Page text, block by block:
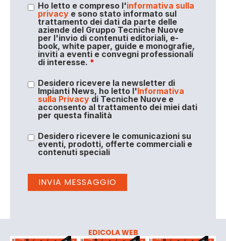
Ho letto e compreso l'informativa sulla
privacye sono stato informato sul
trattamento dei dati da parte delle
aziende del Gruppo Tecniche Nuove
per l'invio di contenuti editoriali, e-
book, white paper, guide e monografie,
inviti a eventi e convegni professionali
di interesse. *
Desidero ricevere la newsletter di
Impianti News, ho letto l'Informativa
sulla Privacydi Tecniche Nuove e
acconsento al trattamento dei miei dati
per questa finalità
Desidero ricevere le comunicazioni su
eventi, prodotti, offerte commerciali e
contenuti speciali
EDICOLA WEB